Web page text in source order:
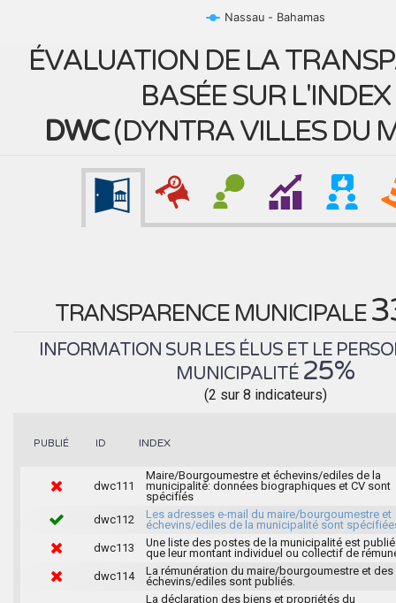
Nassau - Bahamas
ÉVALUATION DE LA
BASÉE SUR L'INDEX
DWC(DYNTRA VILLES DU
TRANSPARENCE MUNICIPALE
INFORMATION SUR LES ÉLUS ET LE
MUNICIPALITÉ 25%
(2 sur 8 indicateurs)
PUBLIÉ ID INDEX
dwc111
Maire/Bourgoumestre et échevins/ediles de la
municipalité: données biographiques et CV sont
spécifiés
dwc112
Les adresses e-mail du maire/bourgoumestre et
échevins/ediles de la municipalité sont
dwc113
Une liste des postes de la municipalité est
que leur montant individuel ou collectif de
dwc114
La rémunération du maire/bourgoumestre et des
échevins/ediles sont publiés.
La déclaration des biens et propriétés du